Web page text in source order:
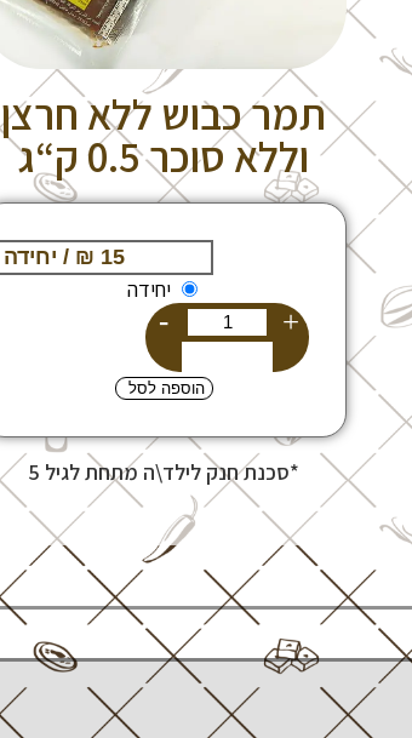
תמר כבוש ללא חרצן
וללא סוכר 0.5 ק“ג
יחידה
+
-
הוספה לסל
*סכנת חנק לילד\ה מתחת לגיל 5